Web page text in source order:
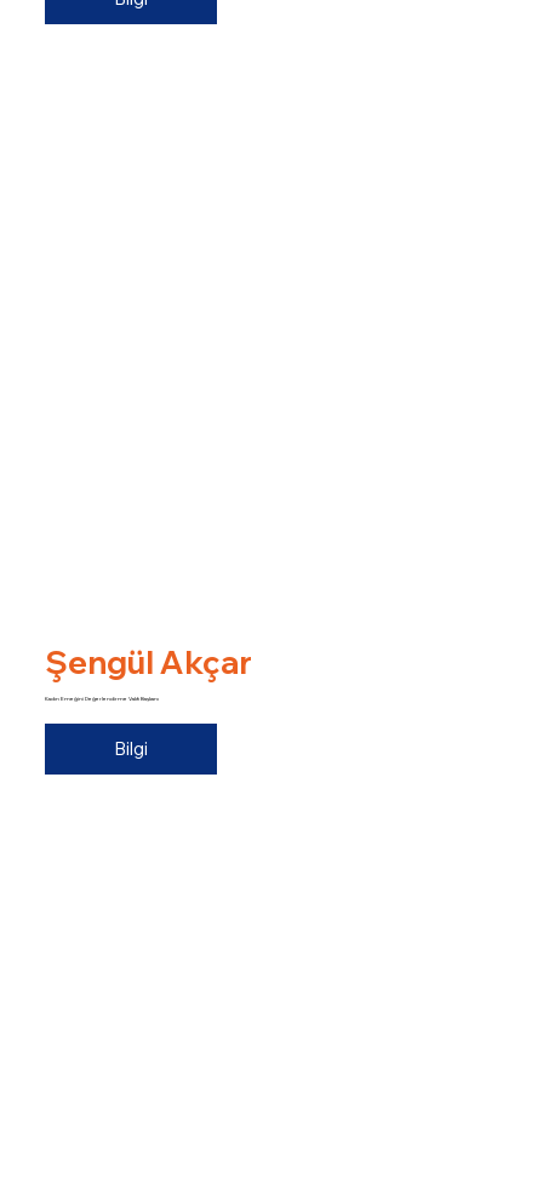
Şengül Akçar
Kadın Emeğini Değerlendirme Vakfı Başkanı
Bilgi